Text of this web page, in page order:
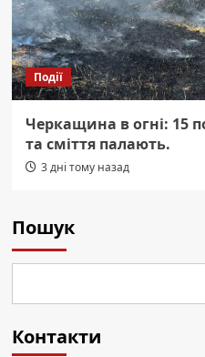
Події
Черкащина в огні: 15
та сміття палають.
3 дні тому назад
Пошук
Контакти